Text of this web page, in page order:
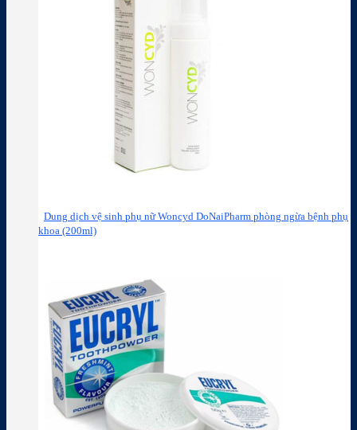
Dung dịch vệ sinh phụ nữ Woncyd DoNaiPharm phòng ngừa bệnh phụ
khoa (200ml)